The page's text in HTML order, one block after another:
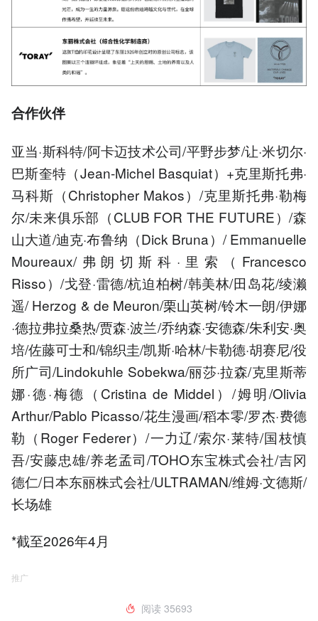
合作伙伴
亚当·斯科特/阿卡迈技术公司/平野步梦/让·米切尔·
巴斯奎特（Jean-Michel Basquiat）+克里斯托弗·
马科斯（Christopher Makos）/克里斯托弗·勒梅
尔/未来俱乐部（CLUB FOR THE FUTURE）/森
山大道/迪克·布鲁纳（Dick Bruna）/ Emmanuelle
Moureaux/弗朗切斯科·里索（Francesco
Risso）/戈登·雷德/杭迫柏树/韩美林/田岛花/绫濑
遥/ Herzog & de Meuron/栗山英树/铃木一朗/伊娜
·德拉弗拉桑热/贾森·波兰/乔纳森·安德森/朱利安·奥
培/佐藤可士和/锦织圭/凯斯·哈林/卡勒德·胡赛尼/役
所广司/Lindokuhle Sobekwa/丽莎·拉森/克里斯蒂
娜·德·梅德（Cristina de Middel）/姆明/Olivia
Arthur/Pablo Picasso/花生漫画/稻本零/罗杰·费德
勒（Roger Federer）/一力辽/索尔·莱特/国枝慎
吾/安藤忠雄/养老孟司/TOHO东宝株式会社/吉冈
德仁/日本东丽株式会社/ULTRAMAN/维姆·文德斯/
长场雄
*截至2026年4月
推广
阅读 35693